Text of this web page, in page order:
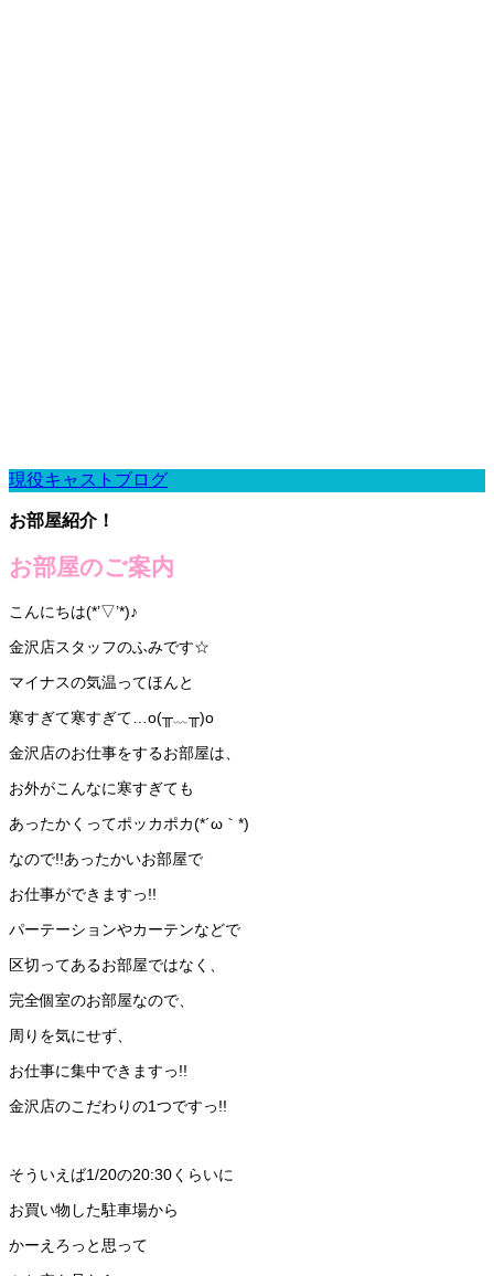
現役キャストブログ
お部屋紹介！
お部屋のご案内
こんにちは(*’▽’*)♪
金沢店スタッフのふみです☆
マイナスの気温ってほんと
寒すぎて寒すぎて…o(╥﹏╥)o
金沢店のお仕事をするお部屋は、
お外がこんなに寒すぎても
あったかくってポッカポカ(*´ω｀*)
なので!!あったかいお部屋で
お仕事ができますっ!!
パーテーションやカーテンなどで
区切ってあるお部屋ではなく、
完全個室のお部屋なので、
周りを気にせず、
お仕事に集中できますっ!!
金沢店のこだわりの1つですっ!!
そういえば1/20の20:30くらいに
お買い物した駐車場から
かーえろっと思って